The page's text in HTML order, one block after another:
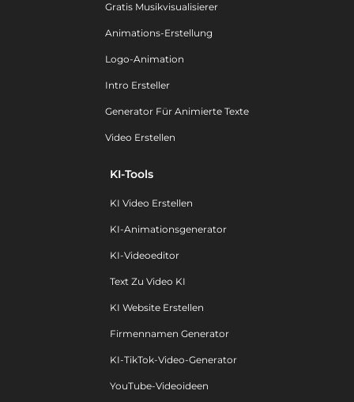
Gratis Musikvisualisierer
Animations-Erstellung
Logo-Animation
Intro Ersteller
Generator Für Animierte Texte
Video Erstellen
KI-Tools
KI Video Erstellen
KI-Animationsgenerator
KI-Videoeditor
Text Zu Video KI
KI Website Erstellen
Firmennamen Generator
KI-TikTok-Video-Generator
YouTube-Videoideen